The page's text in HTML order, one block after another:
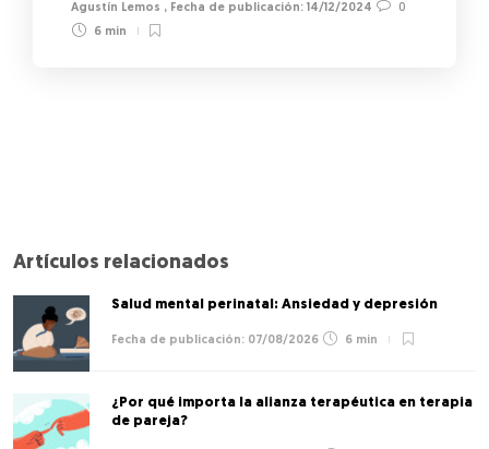
Agustín Lemos , 14/12/2024
0
6 min
Artículos relacionados
Salud mental perinatal: Ansiedad y depresión
07/08/2026 6 min
¿Por qué importa la alianza terapéutica en terapia
de pareja?